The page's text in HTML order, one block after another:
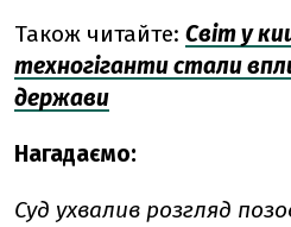
Також читайте: Світ у
техногіганти стали
держави
Нагадаємо:
Суд ухвалив розгляд